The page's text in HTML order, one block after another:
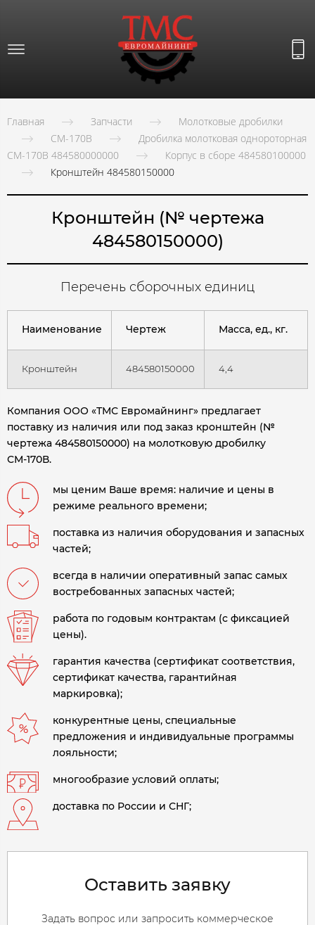
Главная Запчасти
Молотковые дробилки
СМ-170В
Дробилка молотковая однороторная
СМ-170В 484580000000
Корпус в сборе 484580100000
Кронштейн 484580150000
Кронштейн (№ чертежа
484580150000)
Перечень сборочных единиц
Наименование Чертеж Масса, ед., кг.
Кронштейн 484580150000 4,4
Компания ООО «ТМС Евромайнинг» предлагает
поставку из наличия или под заказ кронштейн (№
чертежа 484580150000) на молотковую дробилку
СМ-170В.
мы ценим Ваше время: наличие и цены в
режиме реального времени;
поставка из наличия оборудования и запасных
частей;
всегда в наличии оперативный запас самых
востребованных запасных частей;
работа по годовым контрактам (с фиксацией
цены).
гарантия качества (сертификат соответствия,
сертификат качества, гарантийная
маркировка);
конкурентные цены, специальные
предложения и индивидуальные программы
лояльности;
многообразие условий оплаты;
доставка по России и СНГ;
Оставить заявку
Задать вопрос или запросить коммерческое